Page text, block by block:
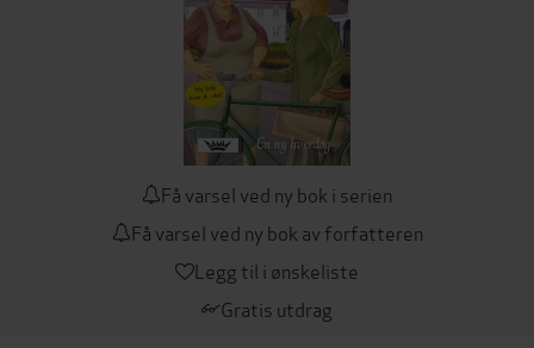
Få varsel ved ny bok i serien
Få varsel ved ny bok av forfatteren
Legg til i ønskeliste
Gratis utdrag